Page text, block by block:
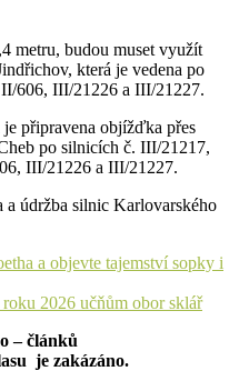
metru, budou muset využít
která je vedena po
606, III/21226 a III/21227.
připravena objížďka přes
po silnicích č. III/21217,
III/21226 a III/21227.
a údržba silnic Karlovarského
a objevte tajemství sopky i
2026 učňům obor sklář
– článků
je zakázáno.